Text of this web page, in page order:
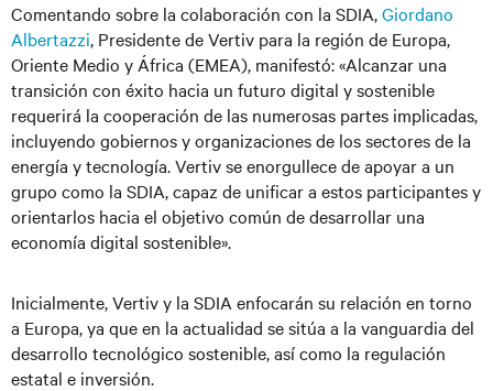
Comentando sobre la colaboración con la SDIA,Giordano
Albertazzi, Presidente de Vertiv para la región de Europa,
Oriente Medio y África (EMEA), manifestó: «Alcanzar una
transición con éxito hacia un futuro digital y sostenible
requerirá la cooperación de las numerosas partes implicadas,
incluyendo gobiernos y organizaciones de los sectores de la
energía y tecnología. Vertiv se enorgullece de apoyar a un
grupo como la SDIA, capaz de unificar a estos participantes y
orientarlos hacia el objetivo común de desarrollar una
economía digital sostenible».
Inicialmente, Vertiv y la SDIA enfocarán su relación en torno
a Europa, ya que en la actualidad se sitúa a la vanguardia del
desarrollo tecnológico sostenible, así como la regulación
estatal e inversión.